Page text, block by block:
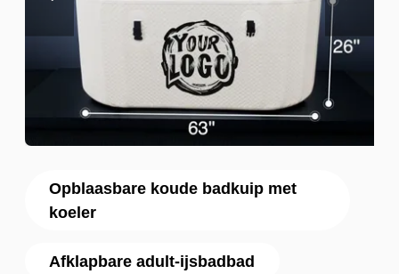
Opblaasbare koude badkuip met
koeler
Afklapbare adult-ijsbadbad